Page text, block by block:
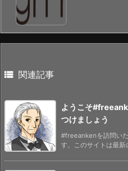
 関連記事
ようこそ
つけましょう
#freeankenを訪問い
す。このサイトは最新